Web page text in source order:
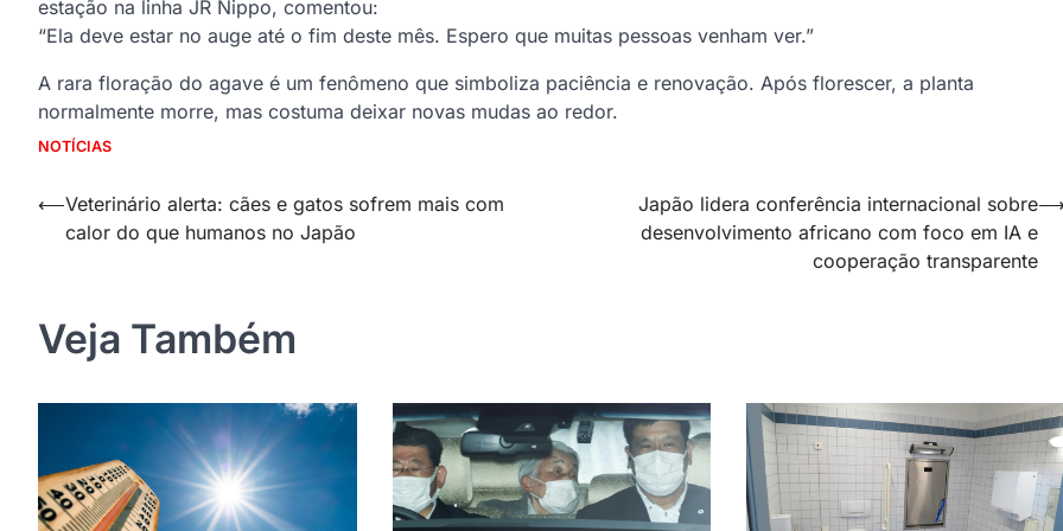
estação na linha JR Nippo, comentou:
“Ela deve estar no auge até o fim deste mês. Espero que muitas pessoas venham ver.”
A rara floração do agave é um fenômeno que simboliza paciência e renovação. Após florescer, a planta
normalmente morre, mas costuma deixar novas mudas ao redor.
NOTÍCIAS
Navegação
de
⟵Veterinário alerta: cães e gatos sofrem mais com
calor do que humanos no Japão
Japão lidera conferência internacional sobre
desenvolvimento africano com foco em IA e
cooperação transparente
Veja Também